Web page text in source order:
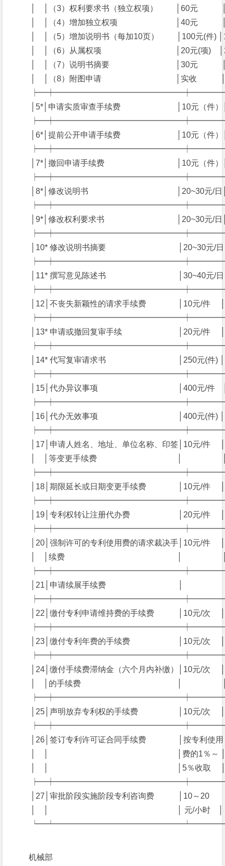
│　│（3）权利要求书（独立权项）　　 │60元　　　
│　│（4）增加独立权项　　　　　　　 │40元　　　
│　│（5）增加说明书（每加10页）　　 │100元(件)
│　│（6）从属权项　　　　　　　　　 │20元(项)　
│　│（7）说明书摘要　　　　　　　　 │30元　　　
│　│（8）附图申请　　　　　　　　　 │实收　　　
│5*│申请实质审查手续费　　　　　　　│10元（件）
│6*│提前公开申请手续费　　　　　　　│10元（件）
│7*│撤回申请手续费　　　　　　　　　│10元（件）
│8*│修改说明书　　　　　　　　　　　│20~30元/日
│9*│修改权利要求书　　　　　　　　　│20~30元/日
│10* 修改说明书摘要　　　　　　　　　│20~30元/日
│11* 撰写意见陈述书　　　　　　　　　│30~40元/日
│12│不丧失新颖性的请求手续费　　　　│10元/件　
│13* 申请或撤回复审手续　　　　　　　│20元/件　
│14* 代写复审请求书　　　　　　　　　│250元(件)
│15│代办异议事项　　　　　　　　　　│400元/件　
│16│代办无效事项　　　　　　　　　　│400元(件)
│17│申请人姓名、地址、单位名称、印签│10元/件　
│　│等变更手续费　　　　　　　　　　│　　　　　
│18│期限延长或日期变更手续费　　　　│10元/件　
│19│专利权转让注册代办费　　　　　　│20元/件　
│20│强制许可的专利使用费的请求裁决手│10元/件　
│　│续费　　　　　　　　　　　　　　│　　　　　
│21│申请续展手续费　　　　　　　　　│　　　　　
│22│缴付专利申请维持费的手续费　　　│10元/次　 │
│23│缴付专利年费的手续费　　　　　　│10元/次　
│24│缴付手续费滞纳金（六个月内补缴）│10元/次　
│　│的手续费　　　　　　　　　　　　│　　　　　
│25│声明放弃专利权的手续费　　　　　│10元/次　
│26│签订专利许可证合同手续费　　　　│按专利使用
│　│　　　　　　　　　　　　　　　　│费的1％～
│　│　　　　　　　　　　　　　　　　│5％收取　
│27│审批阶段实施阶段专利咨询费　　　│10～20　
│　│　　　　　　　　　　　　　　　　│ 元/小时　│
机械部